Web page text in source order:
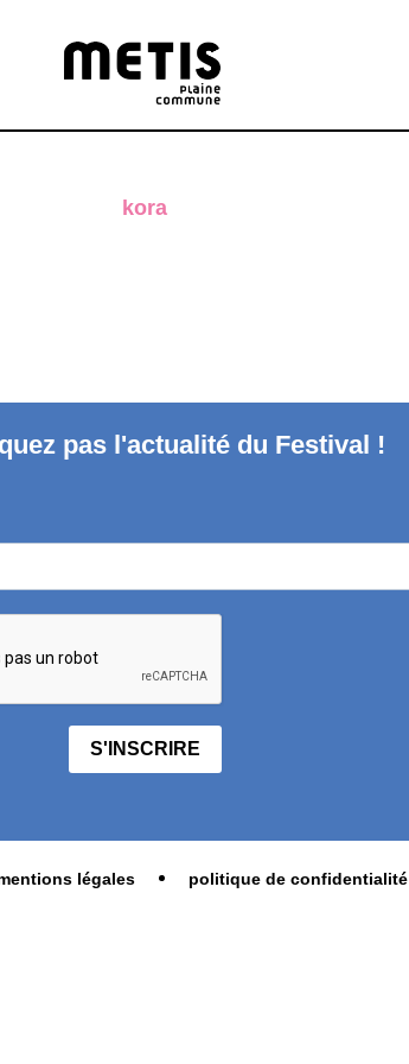
kora
pas l'actualité du Festival !
S'INSCRIRE
légales politique de confidentialité